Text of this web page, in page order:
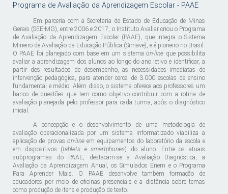
Programa de Avaliação da Aprendizagem Escolar - PAAE
Em parceria com a Secretaria de Estado de Educação de Minas
Gerais (SEE-MG), entre 2006 e 2017, o Instituto Avaliar criou o Programa
de Avaliação da Aprendizagem Escolar (PAAE), que integra o Sistema
Mineiro de Avaliação da Educação Pública (Simave), e é pioneiro no Brasil.
O PAAE foi planejado com base em um sistemaon-line que possibilita
avaliar a aprendizagem dos alunos ao longo do ano letivo e identificar, a
partir dos resultados de desempenho, as necessidades imediatas de
intervenção pedagógica, para atender cerca de 3.000 escolas de ensino
fundamental e médio. Além disso, o sistema oferece aos professores um
banco de questões que tem como objetivo contribuir com a rotina de
avaliação planejada pelo professor para cada turma, após o diagnóstico
inicial.
A concepção e o desenvolvimento de uma metodologia de
avaliação operacionalizada por um sistema informatizado viabiliza a
aplicação de provas on-lineem equipamentos do laboratório da escola e
em dispositivos (tablets esmartphones) do aluno. Entre os atuais
subprogramas do PAAE, destacam-se a Avaliação Diagnóstica, a
Avaliação da Aprendizagem Anual, os Simulados Enem e o Programa
Para Aprender Mais. O PAAE desenvolve também formação de
educadores por meio de oficinas presenciais e a distância sobre temas
como produção de itens e produção de texto.